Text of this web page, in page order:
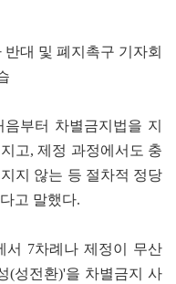
대 및 폐지촉구 기자회
부터 차별금지법을 지
고, 제정 과정에서도 충
지 않는 등 절차적 정당
고 말했다.
서 7차례나 제정이 무산
(성전환)'을 차별금지 사